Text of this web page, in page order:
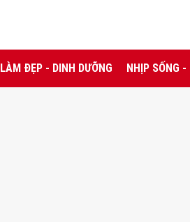
LÀM ĐẸP - DINH DƯỠNG NHỊP SỐNG